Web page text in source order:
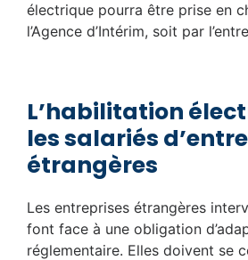
électrique pourra être prise en
l’Agence d’Intérim, soit par
L’habilitation
les salariés
étrangères
Les entreprises étrangères
font face à une obligation
réglementaire. Elles doivent se